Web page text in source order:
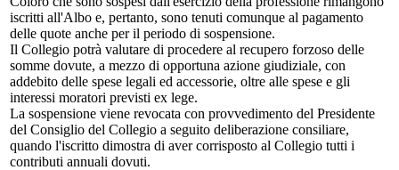
iscritti all'Albo e, pertanto, sono tenuti comunque al pagamento
delle quote anche per il periodo di sospensione.
Il Collegio potrà valutare di procedere al recupero forzoso delle
somme dovute, a mezzo di opportuna azione giudiziale, con
addebito delle spese legali ed accessorie, oltre alle spese e gli
interessi moratori previsti ex lege.
La sospensione viene revocata con provvedimento del Presidente
del Consiglio del Collegio a seguito deliberazione consiliare,
quando l'iscritto dimostra di aver corrisposto al Collegio tutti i
contributi annuali dovuti.